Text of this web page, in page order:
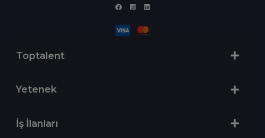
Toptalent
Yetenek
İş İlanları